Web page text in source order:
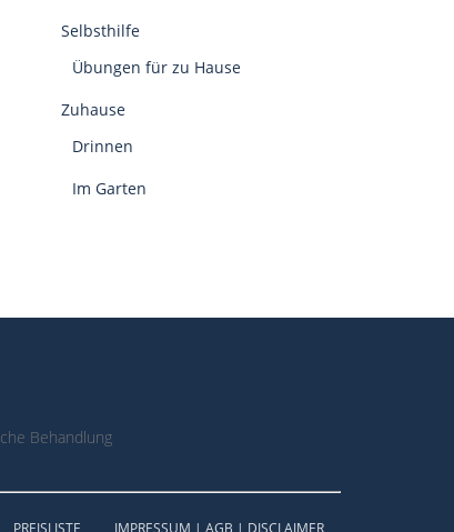
Selbsthilfe
Übungen für zu Hause
Zuhause
Drinnen
Im Garten
Behandlung